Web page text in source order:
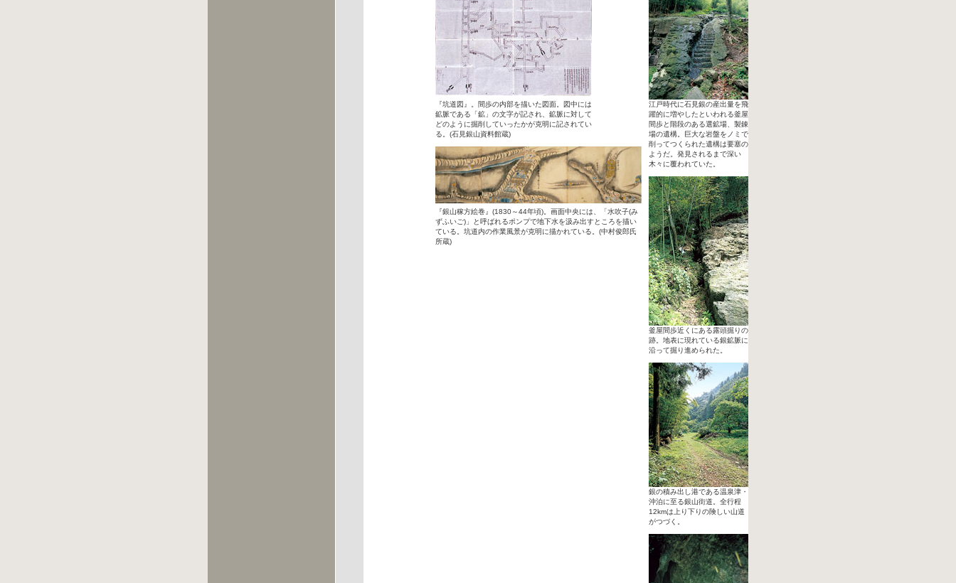
『坑道図』。間歩の内部を描いた図面。図中には
鉱脈である「鉱」の文字が記され、鉱脈に対して
どのように掘削していったかが克明に記されてい
る。(石見銀山資料館蔵)
『銀山稼方絵巻』(1830～44年頃)。画面中央には、「水吹子(み
ずふいご)」と呼ばれるポンプで地下水を汲み出すところを描い
ている。坑道内の作業風景が克明に描かれている。(中村俊郎氏
所蔵)
江戸時代に石見銀の産出量を飛
躍的に増やしたといわれる釜屋
間歩と階段のある選鉱場、製錬
場の遺構。巨大な岩盤をノミで
削ってつくられた遺構は要塞の
ようだ。発見されるまで深い
木々に覆われていた。
釜屋間歩近くにある露頭掘りの
跡。地表に現れている銀鉱脈に
沿って掘り進められた。
銀の積み出し港である温泉津・
沖泊に至る銀山街道。全行程
12kmは上り下りの険しい山道
がつづく。